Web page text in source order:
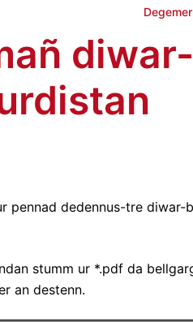
Degemer
pennad dedennus-tre diwar-
stumm ur *.pdf da
an destenn.